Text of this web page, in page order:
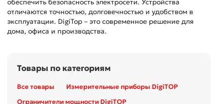
обеспечить безопасность электросети. Устройства
отличаются точностью, долговечностью и удобством в
эксплуатации. DigiTop – это современное решение для
дома, офиса и производства.
Товары по категориям
Все товары
Измерительные приборы DigiTOP
Ограничители мощности DigiTOP